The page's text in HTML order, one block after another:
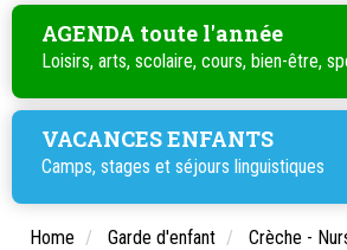
AGENDA toute l'année
Loisirs, arts, scolaire, cours, bien-être,
VACANCES ENFANTS
Camps, stages et séjours linguistiques
Home Garde d'enfant
Crèche -